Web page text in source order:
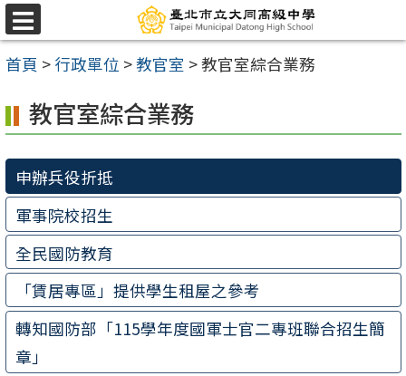
跳
至
主
內
容
選
單
首頁 > 行政單位 >教官室 >教官室綜合業務
教官室綜合業務
申辦兵役折抵
軍事院校招生
全民國防教育
「賃居專區」提供學生租屋之參考
轉知國防部「115學年度國軍士官二專班聯合招生簡
章」